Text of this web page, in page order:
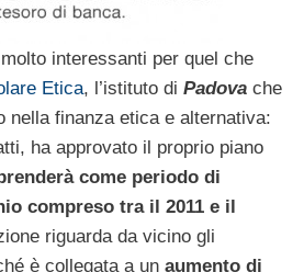
interessanti per quel che
Etica, l’istituto di Padova che
nella finanza etica e alternativa:
ha approvato il proprio piano
come periodo di
compreso tra il 2011 e il
riguarda da vicino gli
è collegata a un aumento di